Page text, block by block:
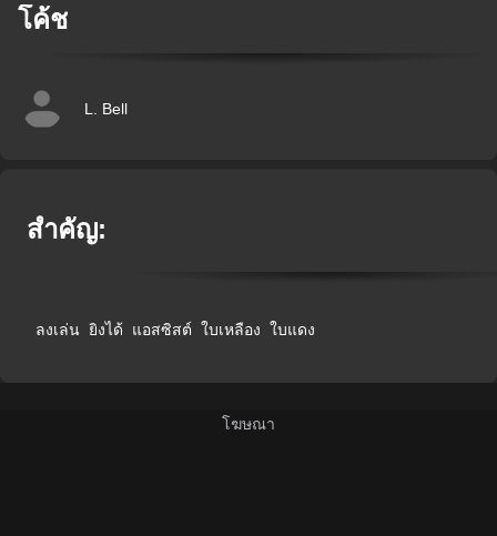
โค้ช
L. Bell
สำคัญ:
ลงเล่น ยิงได้ แอสซิสต์ ใบเหลือง ใบแดง